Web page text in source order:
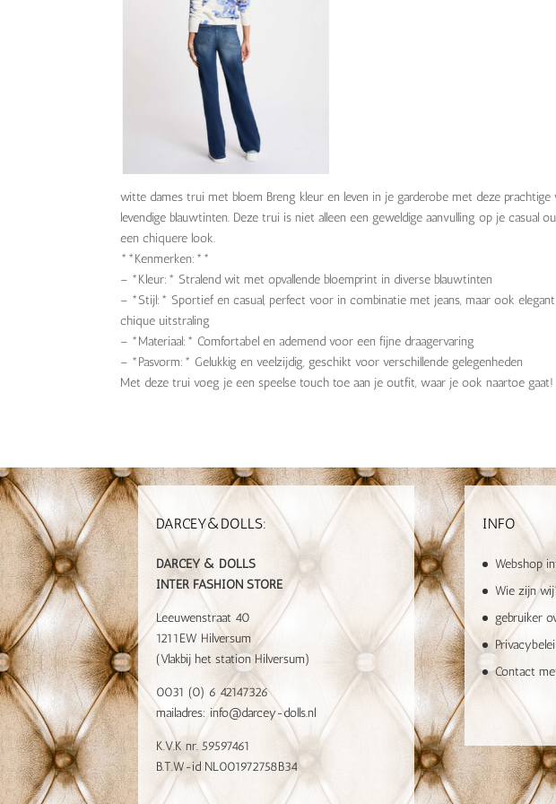
witte dames trui met bloem Breng kleur en leven in je garderobe met deze
levendige blauwtinten. Deze trui is niet alleen een geweldige aanvulling op je casual
een chiquere look.
**Kenmerken:**
– *Kleur:* Stralend wit met opvallende bloemprint in diverse blauwtinten
– *Stijl:* Sportief en casual, perfect voor in combinatie met jeans, maar ook
chique uitstraling
– *Materiaal:* Comfortabel en ademend voor een fijne draagervaring
– *Pasvorm:* Gelukkig en veelzijdig, geschikt voor verschillende gelegenheden
Met deze trui voeg je een speelse touch toe aan je outfit, waar je ook naartoe gaat!
DARCEY&DOLLS:
DARCEY & DOLLS
INTER FASHION STORE
Leeuwenstraat 40
1211EW Hilversum
(Vlakbij het station Hilversum)
0031 (0) 6 42147326
mailadres:info@darcey-dolls.nl
K.V.K nr. 59597461
B.T.W-id NL001972758B34
INFO
Webshop
Wie zijn
gebruiker
Contact